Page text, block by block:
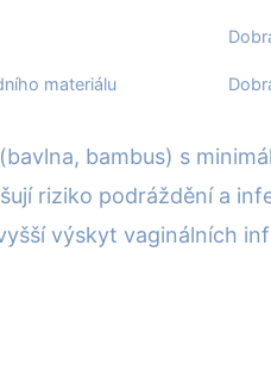
materiálu
bambus) s
riziko podráždění a
výskyt vaginálních